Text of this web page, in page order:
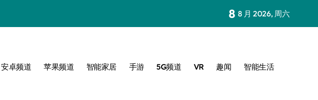
8 8 月 2026, 周六
安卓频道 苹果频道 智能家居 手游 5G频道 VR 趣闻 智能生活